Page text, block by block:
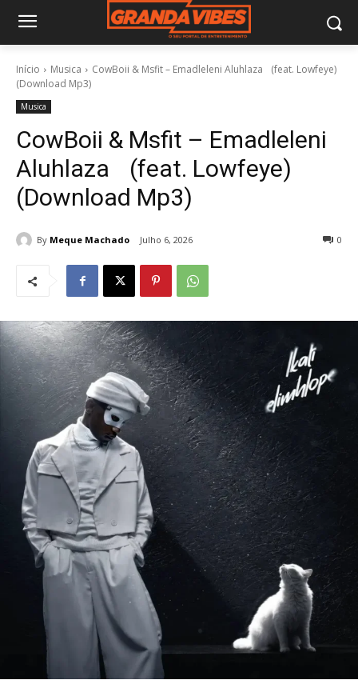
Início Musica
CowBoii & Msfit – Emadleleni Aluhlaza (feat. Lowfeye)
(Download Mp3)
Musica
CowBoii & Msfit – Emadleleni
Aluhlaza (feat. Lowfeye)
(Download Mp3)
By Meque Machado Julho 6, 2026 0